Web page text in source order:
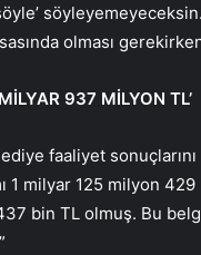
olması
937 MİLYON
faaliyet sonuçlarını
milyar 125 milyon 429
bin TL olmuş. Bu